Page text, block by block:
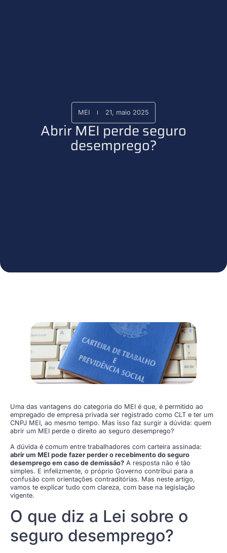
MEI 21, maio 2025
Abrir MEI perde seguro
desemprego?
Uma das vantagens do categoria do MEI é que, é permitido ao
empregado de empresa privada ser registrado como CLT e ter um
CNPJ MEI, ao mesmo tempo. Mas isso faz surgir a dúvida: quem
abrir um MEI perde o direito ao seguro desemprego?
A dúvida é comum entre trabalhadores com carteira assinada:
abrir um MEI pode fazer perder o recebimento do seguro
desemprego em caso de demissão? A resposta não é tão
simples. E infelizmente, o próprio Governo contribui para a
confusão com orientações contraditórias. Mas neste artigo,
vamos te explicar tudo com clareza, com base na legislação
vigente.
O que diz a Lei sobre o
seguro desemprego?